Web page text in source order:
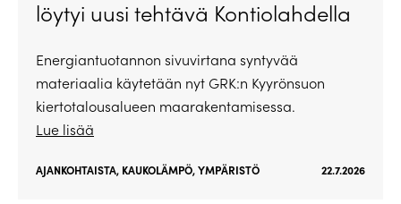
löytyi uusi tehtävä Kontiolahdella
Energiantuotannon sivuvirtana syntyvää
materiaalia käytetään nyt GRK:n Kyyrönsuon
kiertotalousalueen maarakentamisessa.
Lue lisää
AJANKOHTAISTA, KAUKOLÄMPÖ,YMPÄRISTÖ 22.7.2026